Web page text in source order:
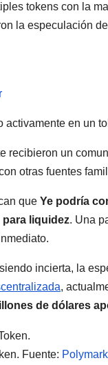
tokens con la
la especulación
en un
recibieron un
otras fuentes
que Ye podría
liquidez. Una
incierta, la
,
de dólares
Fuente: